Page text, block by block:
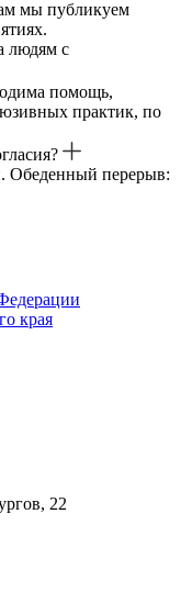
мы публикуем
людям с
помощь,
практик, по
перерыв:
22